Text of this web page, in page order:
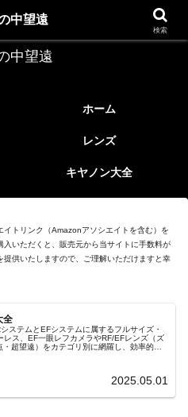
EFレンズ
中望遠
ホーム
レンズ
キヤノン大全
トリンク（Amazonアソシエイトを含む）を
いただくと、販売元から当サイトに手数料が
供いたしますので、ご理解いただけますと幸
全
ステムとEFシステムに属するフルサイズ・
レス、EF一眼レフカメラやRF/EFレンズ（ズ
・超望遠）をカテゴリ別に網羅し、効率的に
2025.05.01
中望遠
検索